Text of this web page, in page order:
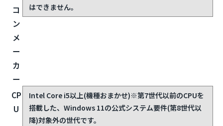
コ
ン
メ
ー
カ
ー
はできません。
CP
U
Intel Core i5以上(機種おまかせ)※第7世代以前のCPUを
搭載した、Windows 11の公式システム要件(第8世代以
降)対象外の世代です。